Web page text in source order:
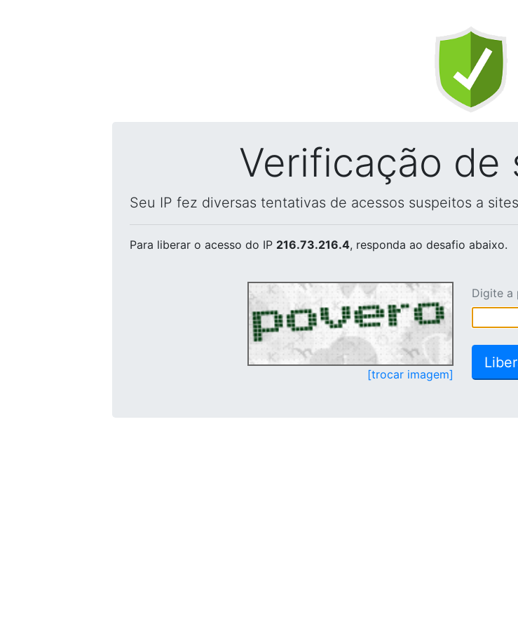
Verificação de
Seu IP fez diversas tentativas de acessos suspeitos a
Para liberar o acesso do IP 216.73.216.4, responda ao desafio abaixo.
[trocar imagem]
Digite a